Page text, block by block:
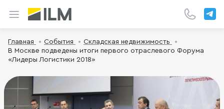
Главная События
Складская недвижимость
В Москве подведены итоги первого отраслевого Форума
«Лидеры Логистики 2018»